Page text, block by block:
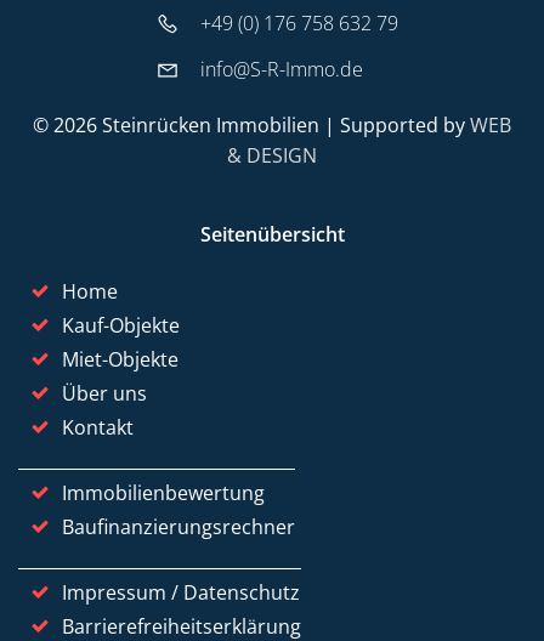
+49 (0) 176 758 632 79
info@S-R-Immo.de
© 2026 Steinrücken Immobilien | Supported byWEB
& DESIGN
Seitenübersicht
Home
Kauf-Objekte
Miet-Objekte
Über uns
Kontakt
Immobilienbewertung
Baufinanzierungsrechner
Impressum / Datenschutz
Barrierefreiheitserklärung